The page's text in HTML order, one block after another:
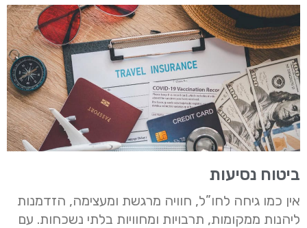
ביטוח נסיעות
אין כמו גיחה לחו”ל, חוויה מרגשת ומעצימה, הזדמנות
ליהנות ממקומות, תרבויות ומחוויות בלתי נשכחות. עם